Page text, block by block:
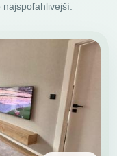
najspoľahlivejší.